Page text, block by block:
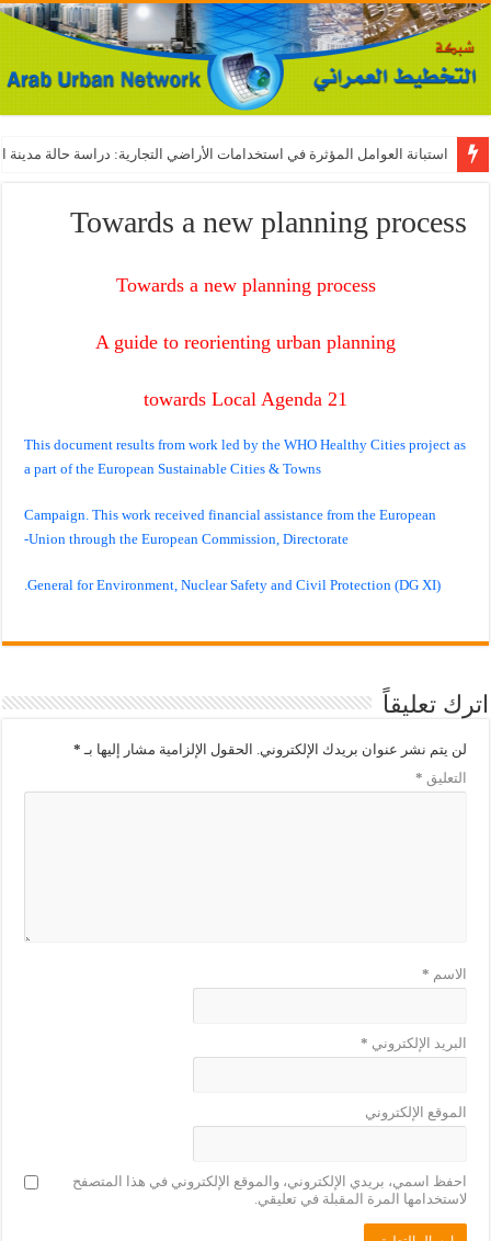
استبانة العوامل المؤثرة في استخدامات الأراضي التجارية: دراسة حالة مدينة
Towards a new planning process
Towards a new planning process
A guide to reorienting urban planning
towards Local Agenda 21
This document results from work led by the WHO Healthy Cities project as
a part of the European Sustainable Cities & Towns
Campaign. This work received financial assistance from the European
Union through the European Commission, Directorate-
General for Environment, Nuclear Safety and Civil Protection (DG XI).
اترك تعليقاً
لن يتم نشر عنوان بريدك الإلكتروني. الحقول الإلزامية مشار إليها بـ *
التعليق *
الاسم *
البريد الإلكتروني *
الموقع الإلكتروني
احفظ اسمي، بريدي الإلكتروني، والموقع الإلكتروني في هذا المتصفح
لاستخدامها المرة المقبلة في تعليقي.